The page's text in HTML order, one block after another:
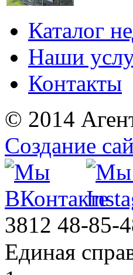
Каталог
Наши
Контакты
© 2014
Создание
3812 48-85-
Единая